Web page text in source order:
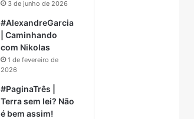
3 de junho de 2026
#AlexandreGarcia
| Caminhando
com Nikolas
1 de fevereiro de
2026
#PaginaTrês |
Terra sem lei? Não
é bem assim!